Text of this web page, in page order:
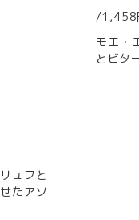
/1,458
モエ・
とビタ
ュフと
たアソ